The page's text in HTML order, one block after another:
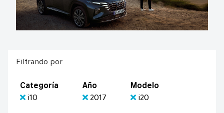
Filtrando por
Categoría
i10
Año
2017
Modelo
i20